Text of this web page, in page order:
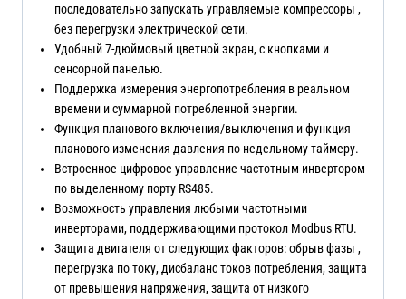
последовательно запускать управляемые компрессоры ,
без перегрузки электрической сети.
Удобный 7-дюймовый цветной экран, с кнопками и
сенсорной панелью.
Поддержка измерения энергопотребления в реальном
времени и суммарной потребленной энергии.
Функция планового включения/выключения и функция
планового изменения давления по недельному таймеру.
Встроенное цифровое управление частотным инвертором
по выделенному порту RS485.
Возможность управления любыми частотными
инверторами, поддерживающими протокол Modbus RTU.
Защита двигателя от следующих факторов: обрыв фазы ,
перегрузка по току, дисбаланс токов потребления, защита
от превышения напряжения, защита от низкого